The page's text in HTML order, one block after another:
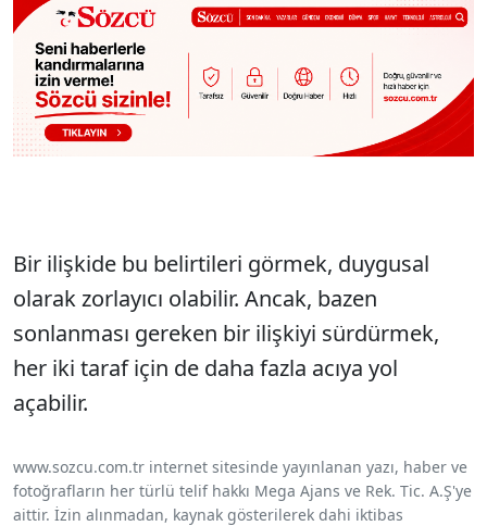
Bir ilişkide bu belirtileri görmek, duygusal
olarak zorlayıcı olabilir. Ancak, bazen
sonlanması gereken bir ilişkiyi sürdürmek,
her iki taraf için de daha fazla acıya yol
açabilir.
www.sozcu.com.tr internet sitesinde yayınlanan yazı, haber ve
fotoğrafların her türlü telif hakkı Mega Ajans ve Rek. Tic. A.Ş'ye
aittir. İzin alınmadan, kaynak gösterilerek dahi iktibas